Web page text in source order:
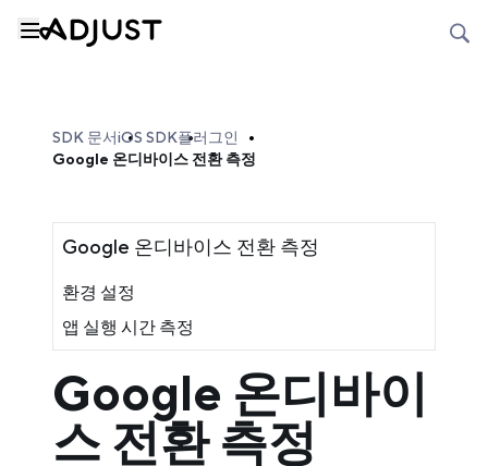
SDK 문서iOS SDK플러그인
Google 온디바이스 전환 측정
Google 온디바이스 전환 측정
환경 설정
앱 실행 시간 측정
Google 온디바이
스 전환 측정